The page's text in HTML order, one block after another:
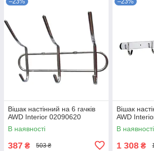
Вішак настінний на 6 гачків
AWD Interior 02090620
В наявності
387 ₴ 503 ₴
Вішак
AWD
В наявності
1 308 ₴